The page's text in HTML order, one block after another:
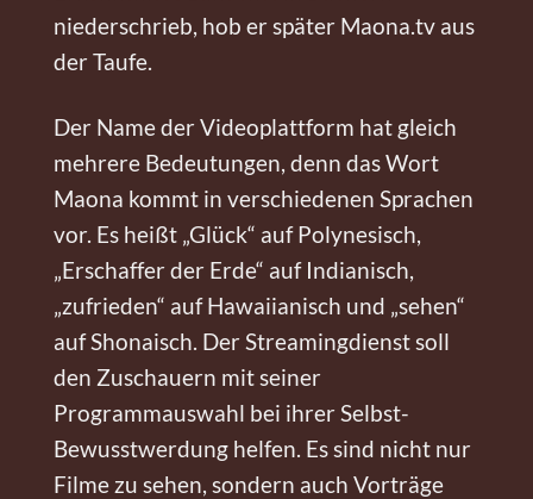
niederschrieb, hob er später Maona.tv aus
der Taufe.
Der Name der Videoplattform hat gleich
mehrere Bedeutungen, denn das Wort
Maona kommt in verschiedenen Sprachen
vor. Es heißt „Glück“ auf Polynesisch,
„Erschaffer der Erde“ auf Indianisch,
„zufrieden“ auf Hawaiianisch und „sehen“
auf Shonaisch. Der Streamingdienst soll
den Zuschauern mit seiner
Programmauswahl bei ihrer Selbst-
Bewusstwerdung helfen. Es sind nicht nur
Filme zu sehen, sondern auch Vorträge